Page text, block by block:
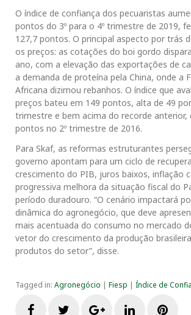
O índice de confiança dos pecuaristas
pontos do 3º para o 4º trimestre de 2019,
127,7 pontos. O principal aspecto por trás
os preços: as cotações do boi gordo
ano, com a elevação das exportações de
a demanda de proteína pela China, onde a
Africana dizimou rebanhos. O índice que
preços bateu em 149 pontos, alta de 49
trimestre e bem acima do recorde anterior,
pontos no 2º trimestre de 2016.
Para Skaf, as reformas estruturantes
governo apontam para um ciclo de
crescimento do PIB, juros baixos, inflação
progressiva melhora da situação fiscal do
período duradouro. “O cenário impactará
dinâmica do agronegócio, que deve
mais acentuada do consumo no mercado
vetor do crescimento da produção
produtos do setor”, disse.
Tagged in: Agronegócio | Fiesp | Índice de
G